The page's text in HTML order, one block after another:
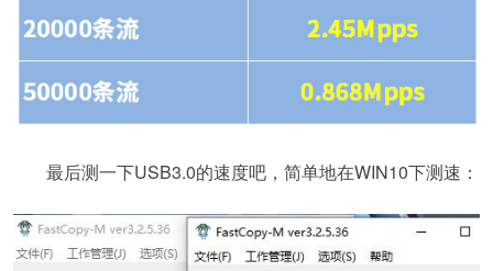
最后测一下USB3.0的速度吧，简单地在WIN10下测速：